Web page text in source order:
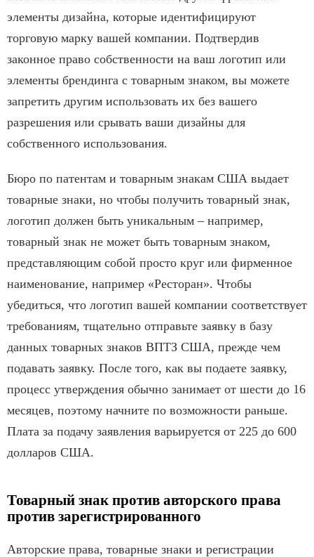
элементы дизайна, которые идентифицируют
торговую марку вашей компании. Подтвердив
законное право собственности на ваш логотип или
элементы брендинга с товарным знаком, вы можете
запретить другим использовать их без вашего
разрешения или срывать ваши дизайны для
собственного использования.
Бюро по патентам и товарным знакам США выдает
товарные знаки, но чтобы получить товарный знак,
логотип должен быть уникальным – например,
товарный знак не может быть товарным знаком,
представляющим собой просто круг или фирменное
наименование, например «Ресторан». Чтобы
убедиться, что логотип вашей компании соответствует
требованиям, тщательно отправьте заявку в базу
данных товарных знаков ВПТЗ США, прежде чем
подавать заявку. После того, как вы подаете заявку,
процесс утверждения обычно занимает от шести до 16
месяцев, поэтому начните по возможности раньше.
Плата за подачу заявления варьируется от 225 до 600
долларов США.
Товарный знак против авторского права
против зарегистрированного
Авторские права, товарные знаки и регистрации